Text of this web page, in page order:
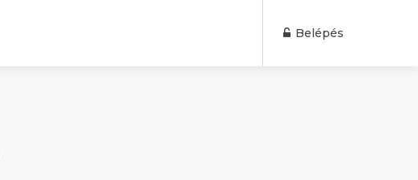
Belépés